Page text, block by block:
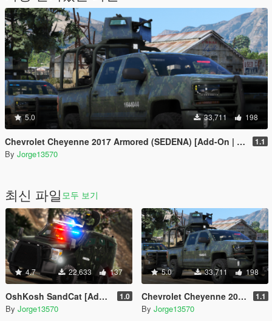
5.0 33,711 198
Chevrolet Cheyenne 2017 Armored (SEDENA) [Add-On | FiveM] 1.1
By Jorge13570
최신 파일 모두 보기
4.7 22,633 137
OshKosh SandCat [Add-On | FiveM] 1.0
By Jorge13570
5.0 33,711 198
Chevrolet Cheyenne 2017 Armored (SEDENA) [Add-On | FiveM] 1.1
By Jorge13570